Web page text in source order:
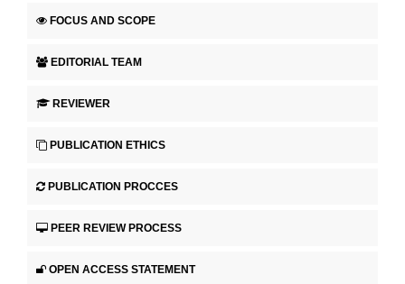
FOCUS AND SCOPE
EDITORIAL TEAM
REVIEWER
PUBLICATION ETHICS
PUBLICATION PROCCES
PEER REVIEW PROCESS
OPEN ACCESS STATEMENT